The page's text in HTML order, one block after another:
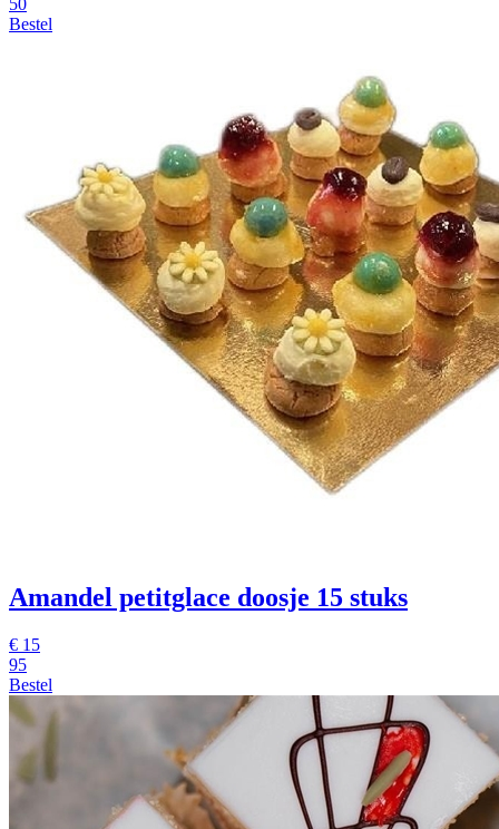
50
Bestel
Amandel petitglace doosje 15 stuks
€ 15
95
Bestel